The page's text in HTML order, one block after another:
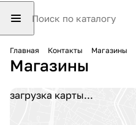
Главная Контакты Магазины
Магазины
загрузка карты...